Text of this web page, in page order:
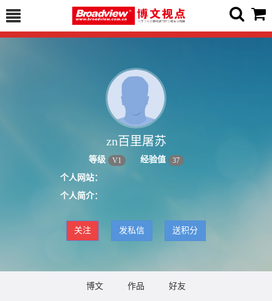
zn百里屠苏
等级 V1 经验值 37
个人网站：
个人简介：
关注 发私信 送积分
博文 作品 好友